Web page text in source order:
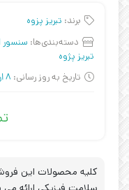
برند: تبریز پزوه
دسته‌بندی‌ها: سنسور
تبریز پژوه
تاریخ به روز رسانی: 8 اردیبهشت 1403
کلیه محصولات این